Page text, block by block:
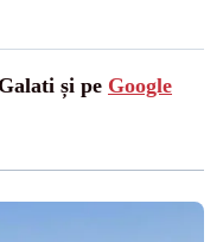
și pe Google